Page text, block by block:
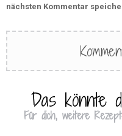
nächsten Kommentar
Das könnte
Für dich, weitere